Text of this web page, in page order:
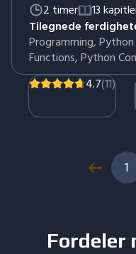
2 timer 13
Tilegnede
Programming,
Functions, Python
4.7(11)
1
Fordeler